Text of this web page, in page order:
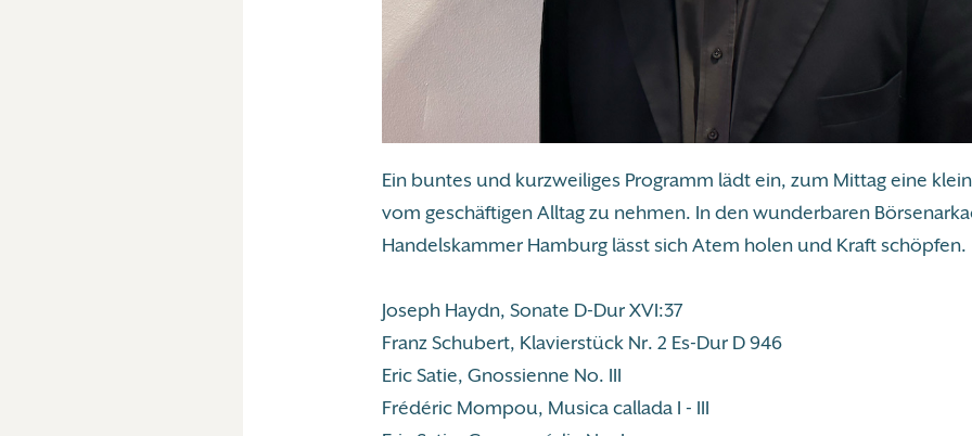
Ein buntes und kurzweiliges Programm lädt ein, zum Mittag eine
vom geschäftigen Alltag zu nehmen. In den wunderbaren
Handelskammer Hamburg lässt sich Atem holen und Kraft schöpfen.
Joseph Haydn, Sonate D-Dur XVI:37
Franz Schubert, Klavierstück Nr. 2 Es-Dur D 946
Eric Satie, Gnossienne No. III
Frédéric Mompou, Musica callada I - III